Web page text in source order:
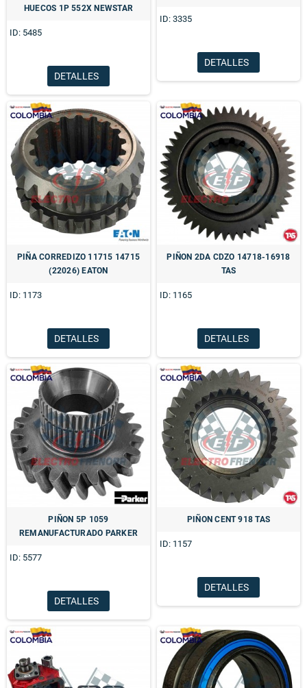
HUECOS 1P 552X NEWSTAR
ID: 5485
DETALLES
ID: 3335
DETALLES
PIÑA CORREDIZO 11715 14715
(22026) EATON
ID: 1173
DETALLES
PIÑON 2DA CDZO 14718-16918
TAS
ID: 1165
DETALLES
PIÑON 5P 1059
REMANUFACTURADO PARKER
ID: 5577
DETALLES
PIÑON CENT 918 TAS
ID: 1157
DETALLES